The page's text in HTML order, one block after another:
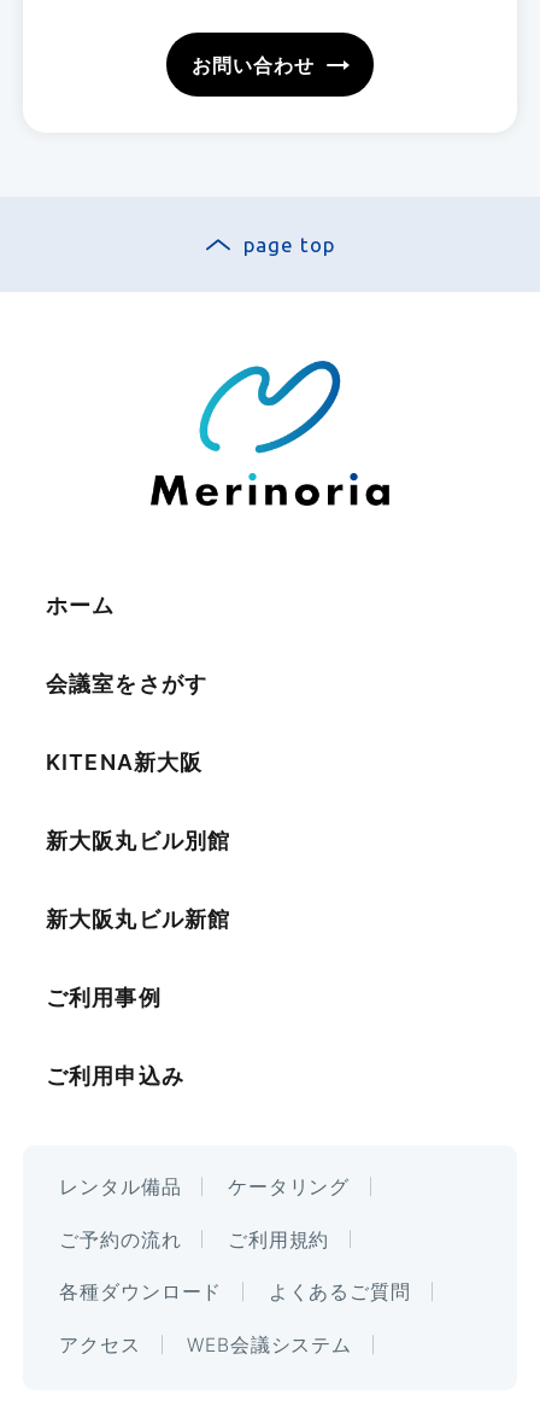
お問い合わせ
page top
ホーム
会議室をさがす
KITENA新大阪
新大阪丸ビル別館
新大阪丸ビル新館
ご利用事例
ご利用申込み
レンタル備品 ケータリング
ご予約の流れ ご利用規約
各種ダウンロード よくあるご質問
アクセス WEB会議システム